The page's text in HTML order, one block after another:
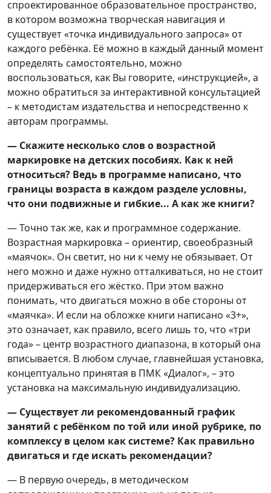
спроектированное образовательное пространство,
в котором возможна творческая навигация и
существует «точка индивидуального запроса» от
каждого ребёнка. Её можно в каждый данный момент
определять самостоятельно, можно
воспользоваться, как Вы говорите, «инструкцией», а
можно обратиться за интерактивной консультацией
– к методистам издательства и непосредственно к
авторам программы.
— Скажите несколько слов о возрастной
маркировке на детских пособиях. Как к ней
относиться? Ведь в программе написано, что
границы возраста в каждом разделе условны,
что они подвижные и гибкие... А как же книги?
— Точно так же, как и программное содержание.
Возрастная маркировка – ориентир, своеобразный
«маячок». Он светит, но ни к чему не обязывает. От
него можно и даже нужно отталкиваться, но не стоит
придерживаться его жёстко. При этом важно
понимать, что двигаться можно в обе стороны от
«маячка». И если на обложке книги написано «3+»,
это означает, как правило, всего лишь то, что «три
года» – центр возрастного диапазона, в который она
вписывается. В любом случае, главнейшая установка,
концептуально принятая в ПМК «Диалог», – это
установка на максимальную индивидуализацию.
— Существует ли рекомендованный график
занятий с ребёнком по той или иной рубрике, по
комплексу в целом как системе? Как правильно
двигаться и где искать рекомендации?
— В первую очередь, в методическом